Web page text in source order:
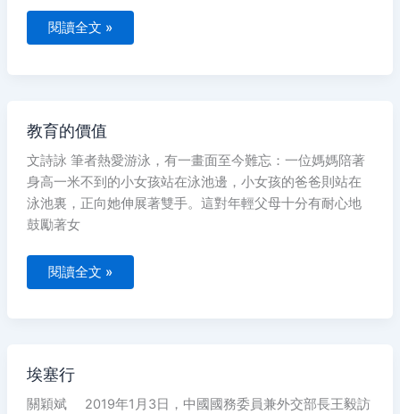
向
怎
閱讀全文 »
教育的價值
文詩詠 筆者熱愛游泳，有一畫面至今難忘：一位媽媽陪著
身高一米不到的小女孩站在泳池邊，小女孩的爸爸則站在
泳池裏，正向她伸展著雙手。這對年輕父母十分有耐心地
鼓勵著女
教
育
的
價
值
閱讀全文 »
埃塞行
關穎斌 2019年1月3日，中國國務委員兼外交部長王毅訪
埃
塞
行